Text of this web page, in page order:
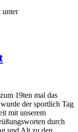
unter
19ten mal das
der sportlich Tag
mit unserem
durch
und Alt zu den